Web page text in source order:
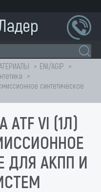
ENI/AGIP
синтетическое
ATF VI (1Л)
ДЛЯ АКПП И